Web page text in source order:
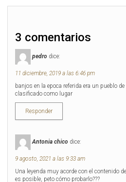
m
i
e
T
w
i
t
t
e
r
(
S
e
b
e
e
n
n
a
m
i
n
a
c
e
b
o
o
k
(
S
b
r
e
u
n
3 comentarios
pedro dice:
11 diciembre, 2019 a las 6:46 pm
banjos en la epoca referida era un pueblo
clasificado como lugar
Responder
Antonia chico dice:
9 agosto, 2021 a las 9:33 am
Una leyenda muy acorde con el contenido
es posible, peto cómo probarlo???